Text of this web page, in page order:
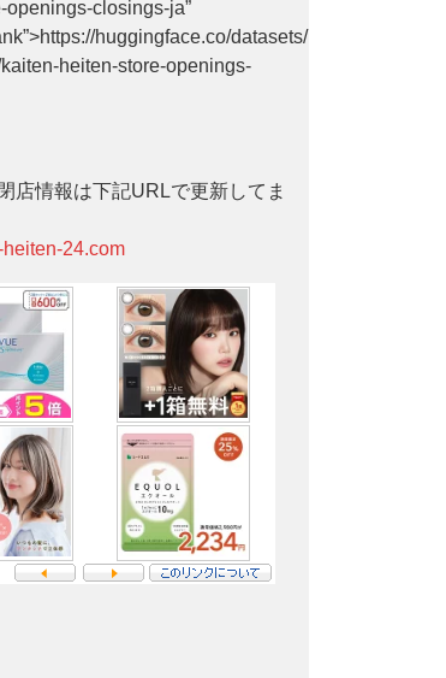
openings-closings-ja”
huggingface.co/datasets/
heiten-store-openings-
店情報は下記URLで更新してま
heiten-24.com